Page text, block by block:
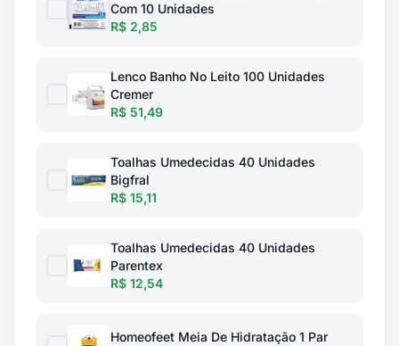
Com 10 Unidades
R$ 2,85
Lenco Banho No Leito 100 Unidades
Cremer
R$ 51,49
Toalhas Umedecidas 40 Unidades
Bigfral
R$ 15,11
Toalhas Umedecidas 40 Unidades
Parentex
R$ 12,54
Homeofeet Meia De Hidratação 1 Par